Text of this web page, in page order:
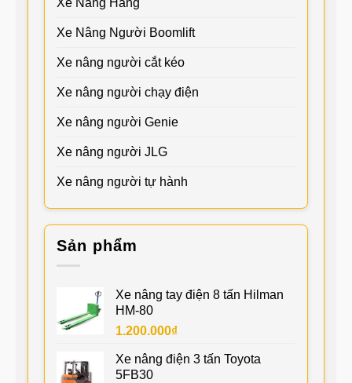
Xe Nâng Người Boomlift
Xe nâng người cắt kéo
Xe nâng người chạy điện
Xe nâng người Genie
Xe nâng người JLG
Xe nâng người tự hành
Sản phẩm
Xe nâng tay điện 8 tấn Hilman
HM-80
1.200.000₫
Xe nâng điện 3 tấn Toyota
5FB30